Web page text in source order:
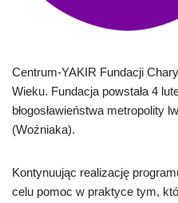
Centrum-YAKIR Fundacji
Wieku. Fundacja powstała 4
błogosławieństwa metropolity
(Woźniaka).
Kontynuując realizację
celu pomoc w praktyce tym,